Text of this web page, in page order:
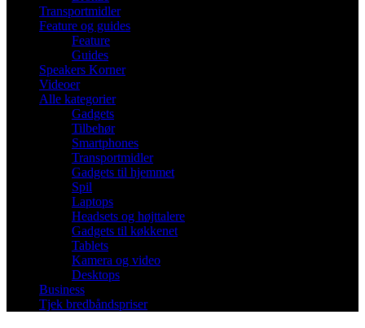
Transportmidler
Feature og guides
Feature
Guides
Speakers Korner
Videoer
Alle kategorier
Gadgets
Tilbehør
Smartphones
Transportmidler
Gadgets til hjemmet
Spil
Laptops
Headsets og højttalere
Gadgets til køkkenet
Tablets
Kamera og video
Desktops
Business
Tjek bredbåndspriser